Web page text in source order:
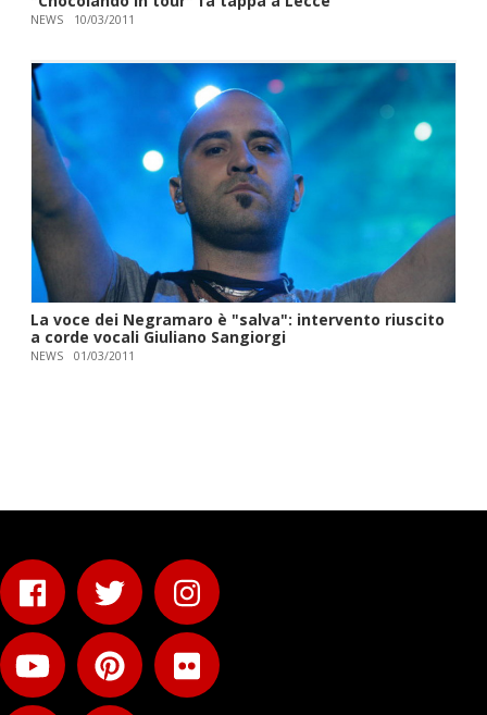
NEWS 10/03/2011
La voce dei Negramaro è "salva": intervento riuscito
a corde vocali Giuliano Sangiorgi
NEWS 01/03/2011